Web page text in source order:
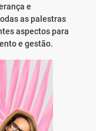
e
as palestras
aspectos para
e gestão.